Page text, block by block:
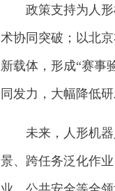
政策支持为人
术协同突破；以北
新载体，形成“赛事
同发力，大幅降低
未来，人形机
景、跨任务泛化作